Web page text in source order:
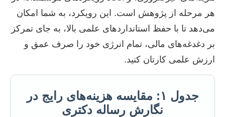
هر مرحله از پژوهش است. این رویکرد، به شما امکان
می‌دهد تا با حفظ استانداردهای علمی بالا، به جای تمرکز
بر دغدغه‌های مالی، تمام انرژی خود را صرف عمق و
ارزش علمی کارتان کنید.
جدول ۱: مقایسه هزینه‌های رایج در
نگارش رساله دکتری